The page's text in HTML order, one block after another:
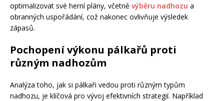
optimalizovat své herní plány, včetně výběru nadhozu a
obranných uspořádání, což nakonec ovlivňuje výsledek
zápasů.
Pochopení výkonu pálkařů proti
různým nadhozům
Analýza toho, jak si pálkaři vedou proti různým typům
nadhozu, je klíčová pro vývoj efektivních strategií. Například